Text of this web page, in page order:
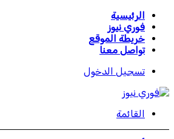
الرئيسية
فوري نيوز
خريطة الموقع
تواصل معنا
تسجيل الدخول
القائمة